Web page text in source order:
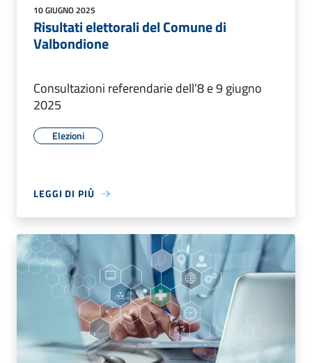
10 GIUGNO 2025
Risultati elettorali del Comune di
Valbondione
Consultazioni referendarie dell’8 e 9 giugno
2025
Elezioni
LEGGI DI PIÙ